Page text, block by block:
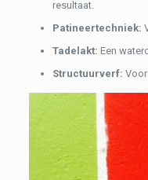
resultaat.
Patineertechniek:
Tadelakt: Een
Structuurverf: